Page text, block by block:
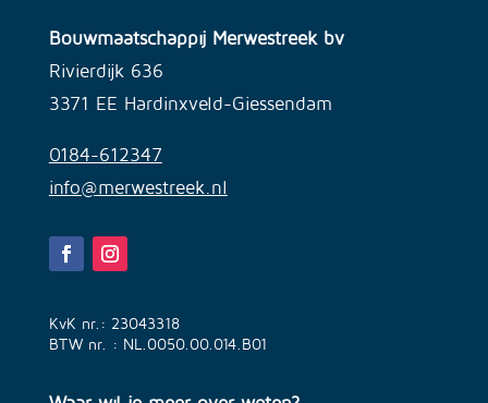
Bouwmaatschappij Merwestreek bv
Rivierdijk 636
3371 EE Hardinxveld-Giessendam
0184-612347
info@merwestreek.nl
KvK nr.: 23043318
BTW nr. : NL.0050.00.014.B01